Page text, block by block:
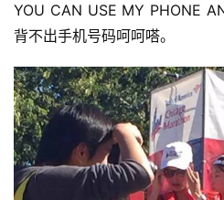
YOU CAN USE MY PHONE
背不出手机号码呵呵嗒。